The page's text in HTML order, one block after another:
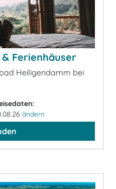
Ferienhäuser
Heiligendamm bei
ändern